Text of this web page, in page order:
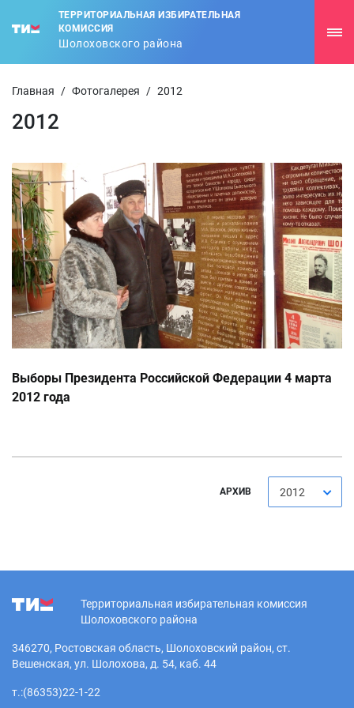
ТЕРРИТОРИАЛЬНАЯ ИЗБИРАТЕЛЬНАЯ
КОМИССИЯ
Шолоховского района
Главная / Фотогалерея / 2012
2012
Выборы Президента Российской Федерации 4 марта
2012 года
АРХИВ 2012
Территориальная избирательная комиссия
Шолоховского района
346270, Ростовская область, Шолоховский район, ст.
Вешенская, ул. Шолохова, д. 54, каб. 44
т.:(86353)22-1-22